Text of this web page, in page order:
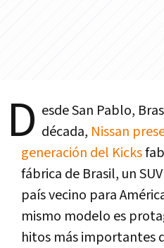
D esde San Pablo,
década, Nissan
generación del Kicks
fábrica de Brasil, un
país vecino para
mismo modelo es
hitos más importantes